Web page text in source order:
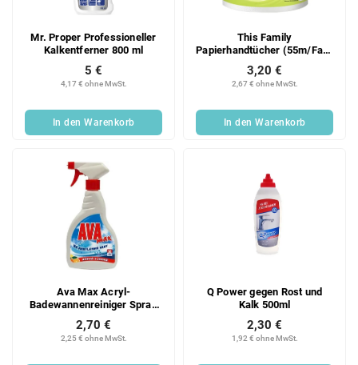
Mr. Proper Professioneller
Kalkentferner 800 ml
4,17 € ohne MwSt.
5 €
In den Warenkorb
This Family
Papierhandtücher (55m/Falt)
2,67 € ohne MwSt.
3,20 €
In den Warenkorb
Ava Max Acryl-
Badewannenreiniger Spray
500 ml
2,25 € ohne MwSt.
2,70 €
Q Power gegen Rost und
Kalk 500ml
1,92 € ohne MwSt.
2,30 €